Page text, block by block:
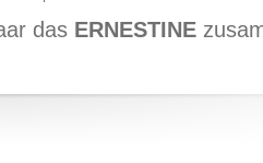
das ERNESTINE